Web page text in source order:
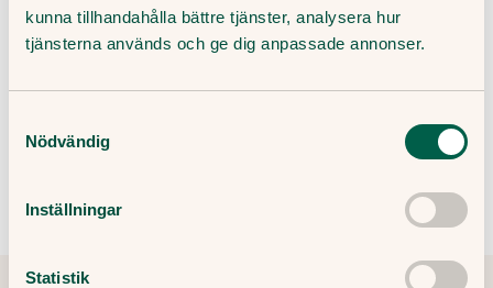
kunna tillhandahålla bättre tjänster, analysera hur
tjänsterna används och ge dig anpassade annonser.
Nödvändig
Inställningar
Statistik
Genom att ange din e-post godkänner du våra villkor och